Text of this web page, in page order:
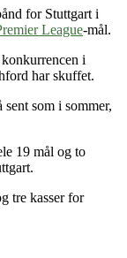
for Stuttgart i
League-mål.
i
har skuffet.
som i sommer,
19 mål og to
tre kasser for